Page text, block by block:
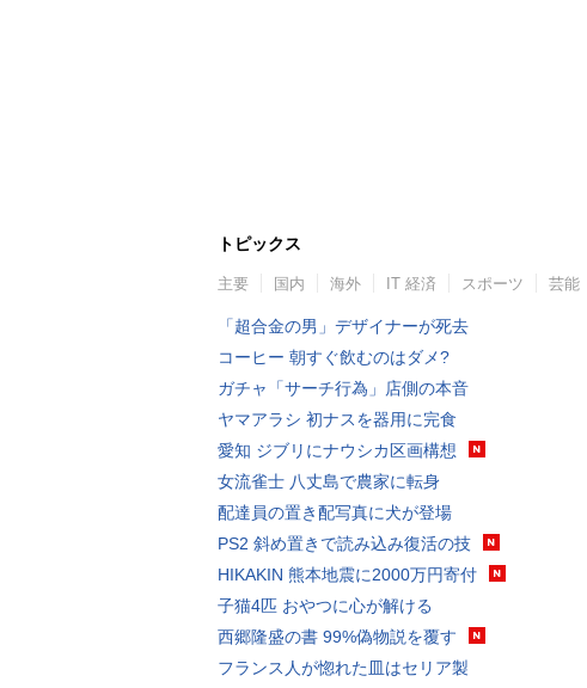
トピックス
主要 国内 海外 IT 経済 スポーツ 芸能
「超合金の男」デザイナーが死去
コーヒー 朝すぐ飲むのはダメ?
ガチャ「サーチ行為」店側の本音
ヤマアラシ 初ナスを器用に完食
愛知 ジブリにナウシカ区画構想
女流雀士 八丈島で農家に転身
配達員の置き配写真に犬が登場
PS2 斜め置きで読み込み復活の技
HIKAKIN 熊本地震に2000万円寄付
子猫4匹 おやつに心が解ける
西郷隆盛の書 99%偽物説を覆す
フランス人が惚れた皿はセリア製